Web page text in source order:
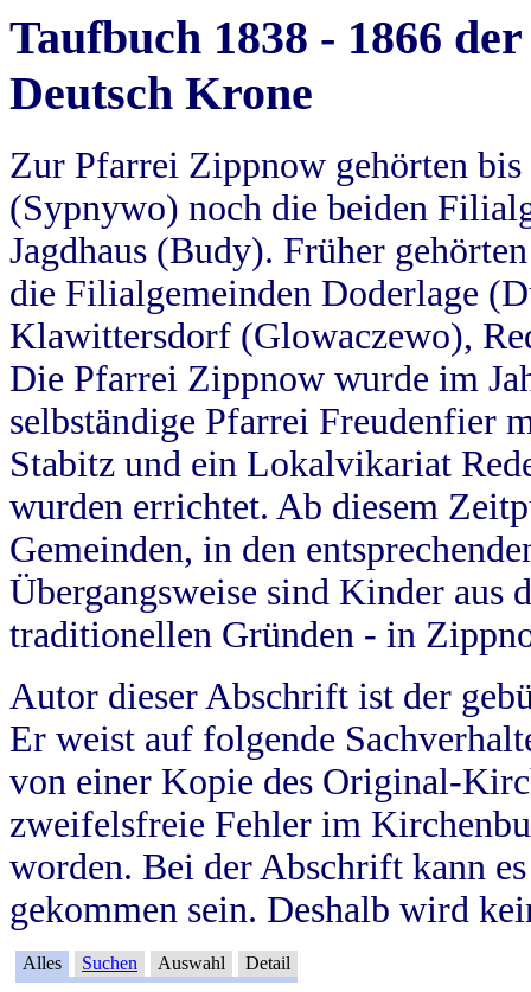
Taufbuch 1838 - 1866
Deutsch Krone
Zur Pfarrei Zippnow gehörten
(Sypnywo) noch die beiden
Jagdhaus (Budy). Früher
die Filialgemeinden Doderlage
Klawittersdorf (Glowaczewo),
Die Pfarrei Zippnow wurde im
selbständige Pfarrei Freudenfier
Stabitz und ein Lokalvikariat
wurden errichtet. Ab diesem
Gemeinden, in den
Übergangsweise sind Kinder aus
traditionellen Gründen - in
Autor dieser Abschrift ist der
Er weist auf folgende
von einer Kopie des Original-
zweifelsfreie Fehler im
worden. Bei der Abschrift kann
gekommen sein. Deshalb wird
Alles Suchen Auswahl Detail